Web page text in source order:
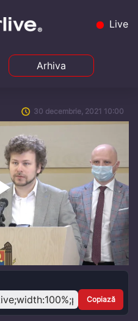
Live
Arhiva
30 decembrie, 2021 10:00
Play
Video
Copiază